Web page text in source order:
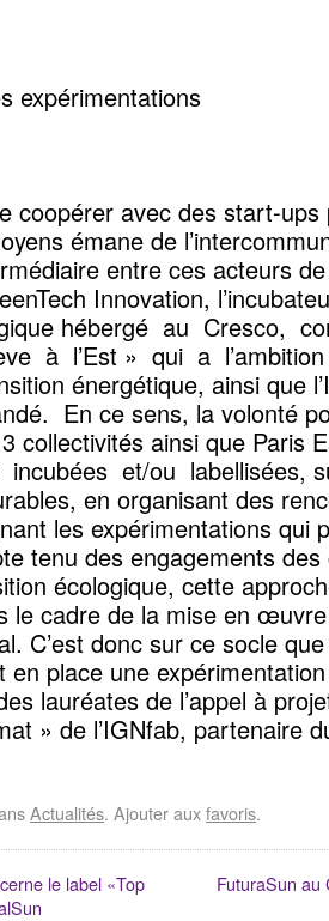
expérimentations
coopérer avec des start-
émane de
entre ces acteurs
Innovation,
hébergé au Cresco,
à l’Est » qui a l’ambition
énergétique, ainsi que
En ce sens, la volonté
collectivités ainsi que
et/ou labellisées,
en organisant des
les expérimentations qui
tenu des engagements des
écologique, cette
le cadre de la mise en
C’est donc sur ce socle
en place une
lauréates de l’appel à
» de l’IGNfab, partenaire
Actualités. Ajouter auxfavoris.
le label «Top
FuturaSun au